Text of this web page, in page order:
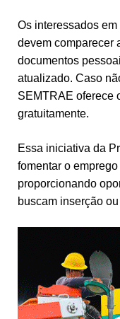
Os interessados
devem comparecer
documentos
atualizado. Caso
SEMTRAE oferece
gratuitamente.
Essa iniciativa da
fomentar o
proporcionando
buscam inserção